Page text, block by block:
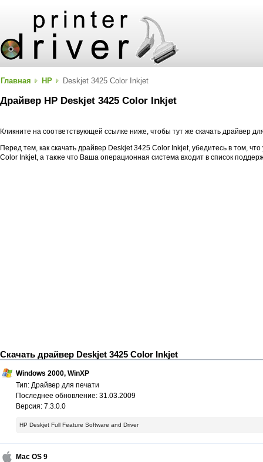
Главная HP Deskjet 3425 Color Inkjet
Драйвер HP Deskjet 3425 Color Inkjet
Кликните на соответствующей ссылке ниже, чтобы тут же скачать драйвер
Перед тем, как скачать драйвер Deskjet 3425 Color Inkjet, убедитесь в том,
Color Inkjet, а также что Ваша операционная система входит в список
Скачать драйвер Deskjet 3425 Color Inkjet
Windows 2000, WinXP
Тип: Драйвер для печати
Последнее обновление: 31.03.2009
Версия: 7.3.0.0
HP Deskjet Full Feature Software and Driver
Mac OS 9